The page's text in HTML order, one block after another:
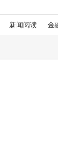
新闻阅读 金